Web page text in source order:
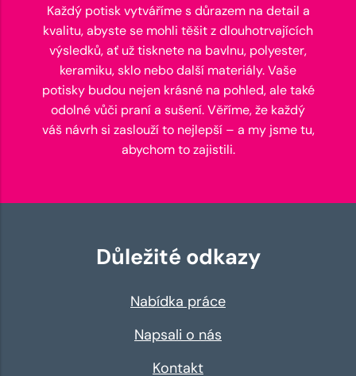
Každý potisk vytváříme s důrazem na detail a
kvalitu, abyste se mohli těšit z dlouhotrvajících
výsledků, ať už tisknete na bavlnu, polyester,
keramiku, sklo nebo další materiály. Vaše
potisky budou nejen krásné na pohled, ale také
odolné vůči praní a sušení. Věříme, že každý
váš návrh si zaslouží to nejlepší – a my jsme tu,
abychom to zajistili.
Důležité odkazy
Nabídka práce
Napsali o nás
Kontakt